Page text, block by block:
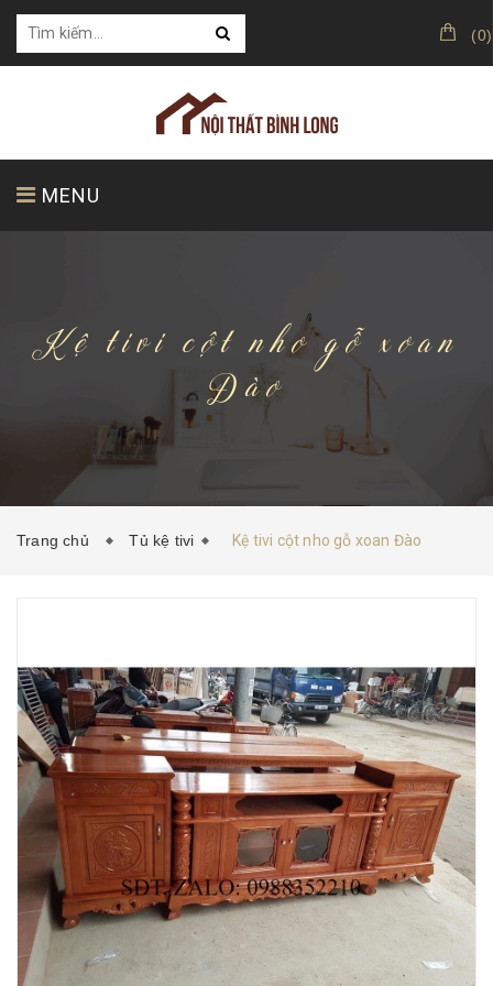
(0)
MENU
KHÁCH HÀNG CỦA CHÚNG TÔI
HƯỚNG DẪN MUA HÀNG
Kệ tivi cột nho gỗ xoan
Đào
Trang chủ Tủ kệ tivi Kệ tivi cột nho gỗ xoan Đào